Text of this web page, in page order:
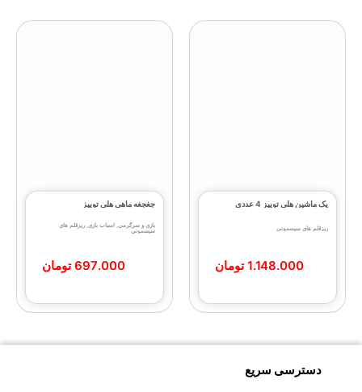
پک ماشین هلی توییز 4 عددی
ریزقلم های سیسمونی
1.148.000 تومان
جغجغه ماهی هلی‌ توییز
بازی و سرگرمی, اسباب بازی, ریزقلم های
سیسمونی
697.000 تومان
دسترسی سریع